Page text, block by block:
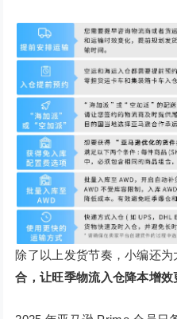
除了以上发货节奏，小编还为
合，让旺季物流入仓降本增效